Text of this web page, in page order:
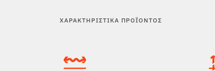
ΧΑΡΑΚΤΗΡΙΣΤΙΚΆ ΠΡΟΪΌΝΤΟΣ